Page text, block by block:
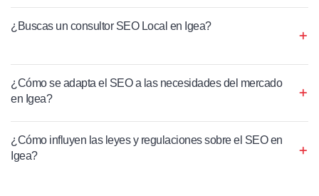
¿Buscas un consultor SEO Local en Igea?
¿Cómo se adapta el SEO a las necesidades del mercado
en Igea?
¿Cómo influyen las leyes y regulaciones sobre el SEO en
Igea?